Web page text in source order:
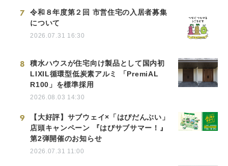
7
令和８年度第２回 市営住宅の入居者募集
について
2026.07.31 16:30
8
積水ハウスが住宅向け製品として国内初
LIXIL循環型低炭素アルミ 「PremiAL
R100」を標準採用
2026.08.03 14:30
9
【大好評】サブウェイ×「はぴだんぶい」
店頭キャンペーン 『はぴサブサマー！』
第2弾開催のお知らせ
2026.07.31 11:00